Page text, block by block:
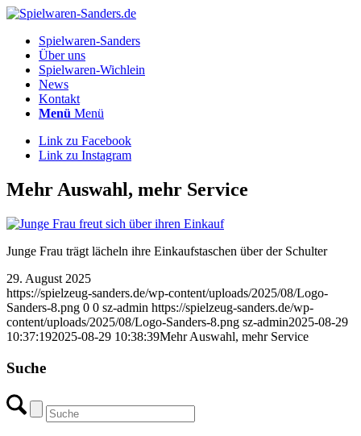
Spielwaren-Sanders
Über uns
Spielwaren-Wichlein
News
Kontakt
Menü Menü
Link zu Facebook
Link zu Instagram
Mehr Auswahl, mehr Service
Junge Frau trägt lächeln ihre Einkaufstaschen über der Schulter
29. August 2025
https://spielzeug-sanders.de/wp-content/uploads/2025/08/Logo-
Sanders-8.png 0 0 sz-admin https://spielzeug-sanders.de/wp-
content/uploads/2025/08/Logo-Sanders-8.png sz-admin2025-08-29
10:37:192025-08-29 10:38:39Mehr Auswahl, mehr Service
Suche